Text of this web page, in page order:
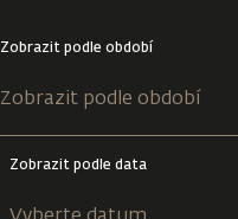
Zobrazit podle období
Zobrazit podle data